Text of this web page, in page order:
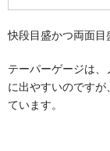
快段目盛かつ両面目
テーパーゲージは
に出やすいのです
ています。